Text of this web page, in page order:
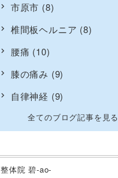
市原市 (8)
椎間板ヘルニア (8)
腰痛 (10)
膝の痛み (9)
自律神経 (9)
全てのブログ記事を見る
整体院 碧-ao-